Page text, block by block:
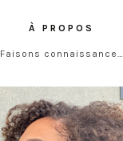
À PROPOS
Faisons connaissance…